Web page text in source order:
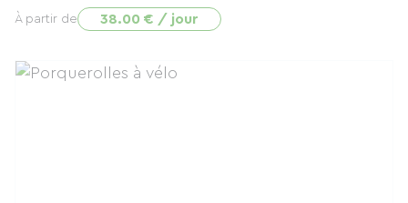
À partir de 38.00 € / jour